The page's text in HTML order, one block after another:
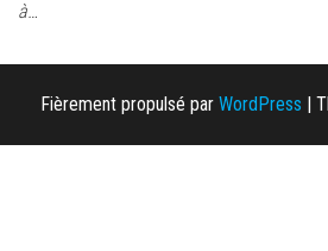
à…
Fièrement propulsé par WordPress